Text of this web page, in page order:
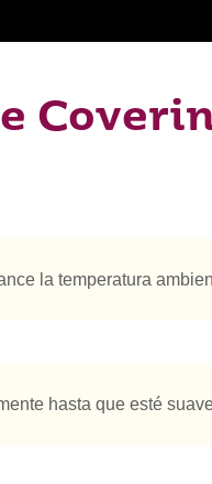
la temperatura
hasta que esté